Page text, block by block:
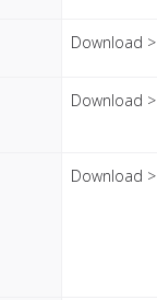
Download >
Download >
Download >